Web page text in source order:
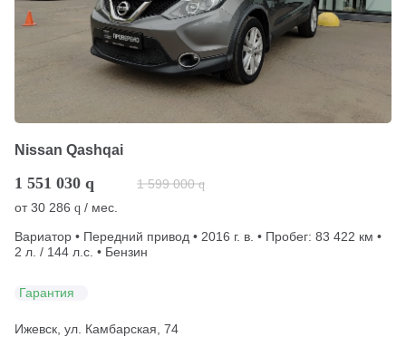
Nissan Qashqai
1 551 030 q 1 599 000 q
от30 286 q / мес.
Вариатор • Передний привод • 2016 г. в. • Пробег: 83 422 км •
2 л. / 144 л.с. • Бензин
Гарантия
Ижевск, ул. Камбарская, 74